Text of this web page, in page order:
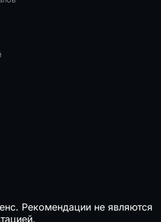
Рекомендации не являются